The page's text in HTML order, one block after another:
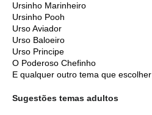
Ursinho Marinheiro
Ursinho Pooh
Urso Aviador
Urso Baloeiro
Urso Principe
O Poderoso Chefinho
E qualquer outro tema que escolher
Sugestões temas adultos